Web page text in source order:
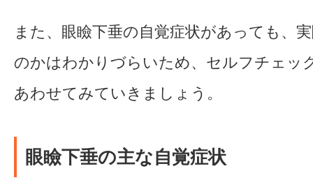
また、眼瞼下垂の自覚症状があっても、
のかはわかりづらいため、セルフチェッ
あわせてみていきましょう。
眼瞼下垂の主な自覚症状